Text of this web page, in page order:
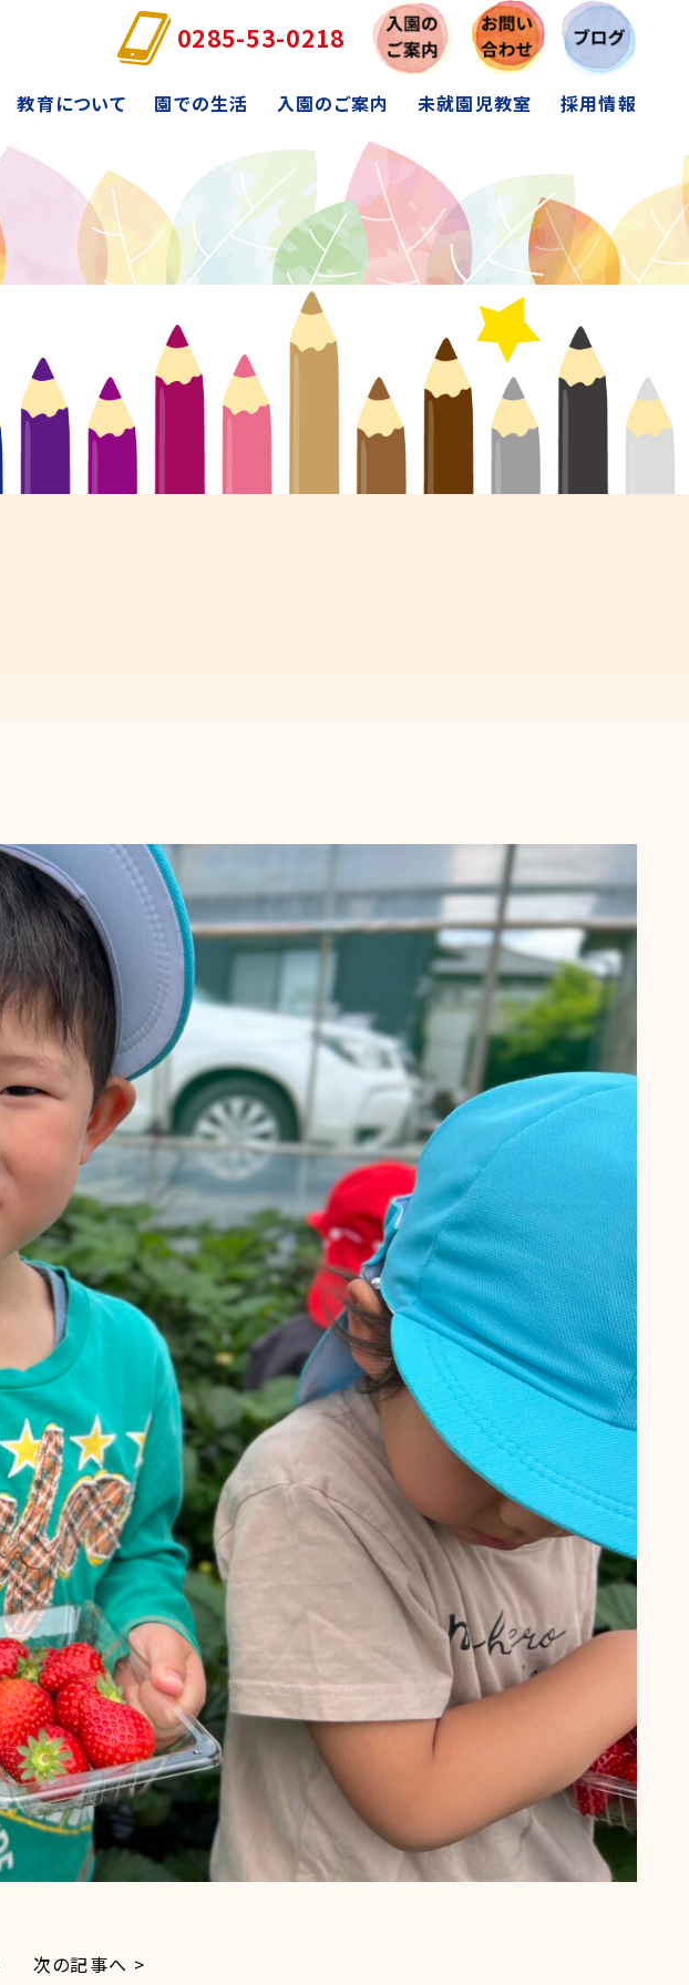
0285-53-0218
教育について 園での生活 入園のご案内 未就園児教室 採用情報
次の記事へ >